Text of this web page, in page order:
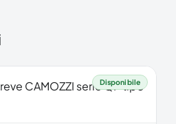
Disponibile